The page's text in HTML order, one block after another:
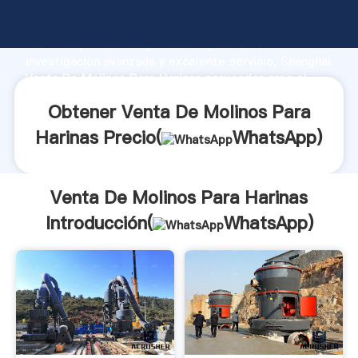
fuerte capacidad de producción, fuerza de
Venta De Molinos Para Harinas proveedor crea el
Obtener Venta De Molinos Para
Harinas Precio(
WhatsApp)
Venta De Molinos Para Harinas
Introducción(
WhatsApp)